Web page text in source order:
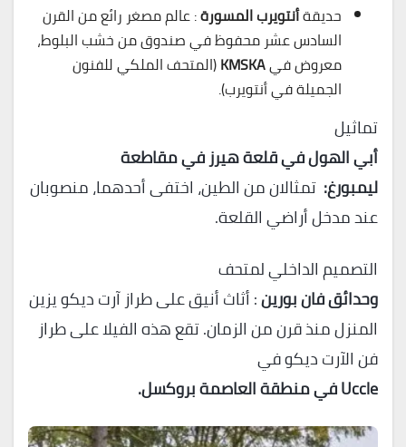
حديقةأنتويرب المسورة: عالم مصغر رائع من القرن
السادس عشر محفوظ في صندوق من خشب البلوط،
معروض فيKMSKA(المتحف الملكي للفنون
الجميلة في أنتويرب).
تماثيل
أبي الهول في قلعة هيرز في مقاطعة
ليمبورغ: تمثالان من الطين، اختفى أحدهما، منصوبان
عند مدخل أراضي القلعة.
التصميم الداخلي لمتحف
وحدائق فان بورين: أثاث أنيق على طراز آرت ديكو يزين
المنزل منذ قرن من الزمان. تقع هذه الفيلا على طراز
فن الآرت ديكو في
Uccle في منطقة العاصمة بروكسل.